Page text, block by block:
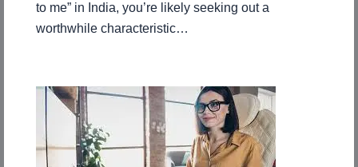
to me” in India, you’re likely seeking out a
worthwhile characteristic…